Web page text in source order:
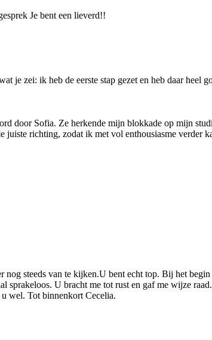
Je bent een lieverd!!
je zei: ik heb de eerste stap gezet en heb daar heel
door Sofia. Ze herkende mijn blokkade op mijn
richting, zodat ik met vol enthousiasme verder
steeds van te kijken.U bent echt top. Bij het
sprakeloos. U bracht me tot rust en gaf me wijze
wel. Tot binnenkort Cecelia.